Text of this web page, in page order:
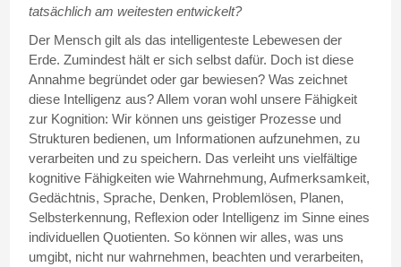
tatsächlich am weitesten entwickelt?
Der Mensch gilt als das intelligenteste Lebewesen der
Erde. Zumindest hält er sich selbst dafür. Doch ist diese
Annahme begründet oder gar bewiesen? Was zeichnet
diese Intelligenz aus? Allem voran wohl unsere Fähigkeit
zur Kognition: Wir können uns geistiger Prozesse und
Strukturen bedienen, um Informationen aufzunehmen, zu
verarbeiten und zu speichern. Das verleiht uns vielfältige
kognitive Fähigkeiten wie Wahrnehmung, Aufmerksamkeit,
Gedächtnis, Sprache, Denken, Problemlösen, Planen,
Selbsterkennung, Reflexion oder Intelligenz im Sinne eines
individuellen Quotienten. So können wir alles, was uns
umgibt, nicht nur wahrnehmen, beachten und verarbeiten,